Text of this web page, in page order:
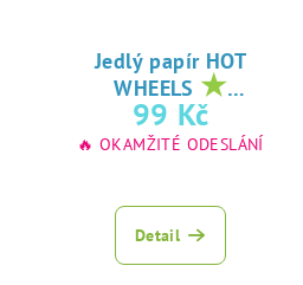
Jedlý papír HOT
WHEELS ★
oblíbený tisk na
jedlý papír
99 Kč
🔥 OKAMŽITÉ ODESLÁNÍ
Detail